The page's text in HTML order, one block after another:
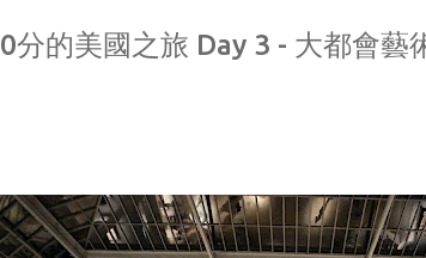
分的美國之旅 Day 3 - 大都會藝